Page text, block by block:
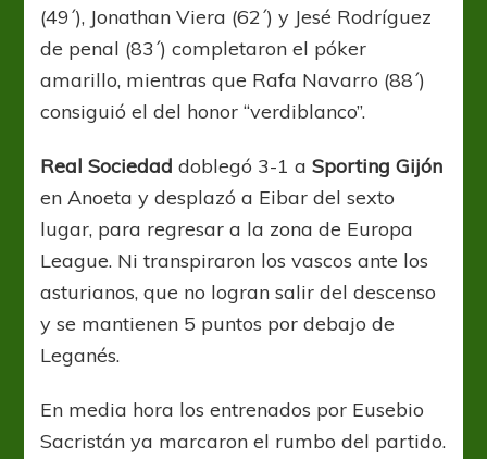
(49´), Jonathan Viera (62´) y Jesé Rodríguez
de penal (83´) completaron el póker
amarillo, mientras que Rafa Navarro (88´)
consiguió el del honor “verdiblanco”.
Real Sociedad doblegó 3-1 aSporting Gijón
en Anoeta y desplazó a Eibar del sexto
lugar, para regresar a la zona de Europa
League. Ni transpiraron los vascos ante los
asturianos, que no logran salir del descenso
y se mantienen 5 puntos por debajo de
Leganés.
En media hora los entrenados por Eusebio
Sacristán ya marcaron el rumbo del partido.